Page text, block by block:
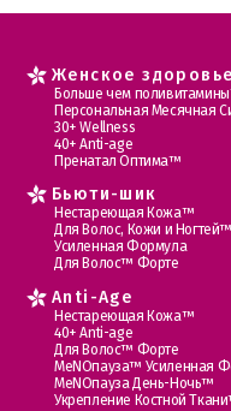
Женское здоровье
Больше чем
Персональная Месячная
30+ Wellness
40+ Anti-age
Пренатал Оптима™
Бьюти-шик
Нестареющая Кожа™
Для Волос, Кожи и Ногтей™
Усиленная Формула
Для Волос™ Форте
Anti-Age
Нестареющая Кожа™
40+ Anti-age
Для Волос™ Форте
МеNOпауза™ Усиленная
МеNOпауза День-Ночь™
Укрепление Костной